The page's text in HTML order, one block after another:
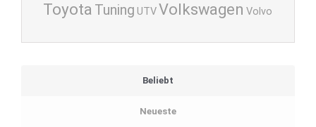
Toyota Tuning UTVVolkswagen Volvo
Beliebt
Neueste